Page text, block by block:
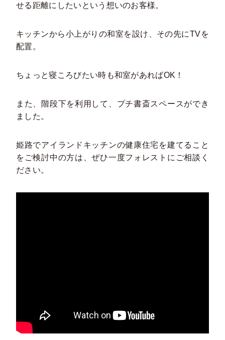
せる距離にしたいという想いのお客様。
キッチンから小上がりの和室を設け、その先にTVを
配置。
ちょっと寝ころびたい時も和室があればOK！
また、階段下を利用して、プチ書斎スペースができ
ました。
姫路でアイランドキッチンの健康住宅を建てること
をご検討中の方は、ぜひ一度フォレストにご相談く
ださい。